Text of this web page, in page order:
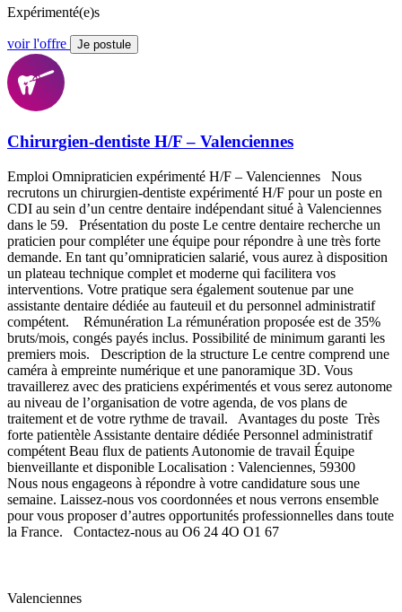
Expérimenté(e)s
voir l'offre Je postule
Chirurgien-dentiste H/F – Valenciennes
Emploi Omnipraticien expérimenté H/F – Valenciennes Nous
recrutons un chirurgien-dentiste expérimenté H/F pour un poste en
CDI au sein d’un centre dentaire indépendant situé à Valenciennes
dans le 59. Présentation du poste Le centre dentaire recherche un
praticien pour compléter une équipe pour répondre à une très forte
demande. En tant qu’omnipraticien salarié, vous aurez à disposition
un plateau technique complet et moderne qui facilitera vos
interventions. Votre pratique sera également soutenue par une
assistante dentaire dédiée au fauteuil et du personnel administratif
compétent. Rémunération La rémunération proposée est de 35%
bruts/mois, congés payés inclus. Possibilité de minimum garanti les
premiers mois. Description de la structure Le centre comprend une
caméra à empreinte numérique et une panoramique 3D. Vous
travaillerez avec des praticiens expérimentés et vous serez autonome
au niveau de l’organisation de votre agenda, de vos plans de
traitement et de votre rythme de travail. Avantages du poste Très
forte patientèle Assistante dentaire dédiée Personnel administratif
compétent Beau flux de patients Autonomie de travail Équipe
bienveillante et disponible Localisation : Valenciennes, 59300
Nous nous engageons à répondre à votre candidature sous une
semaine. Laissez-nous vos coordonnées et nous verrons ensemble
pour vous proposer d’autres opportunités professionnelles dans toute
la France. Contactez-nous au O6 24 4O O1 67
Valenciennes